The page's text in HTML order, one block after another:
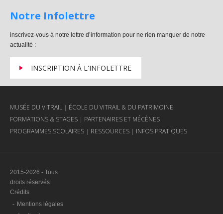
Notre Infolettre
inscrivez-vous à notre lettre d’information pour ne rien manquer de notre
actualité :
INSCRIPTION À L'INFOLETTRE
MUSÉE DU VITRAIL
ÉCOLE DU VITRAIL & DU PATRIMOINE
FORMATIONS & STAGES
PARTENAIRES ET MÉCÈNES
PROGRAMMES SCOLAIRES
RESSOURCES INFOS PRATIQUES
2015-2026 - Tous
droits réservés
Crédits
Mentions légales